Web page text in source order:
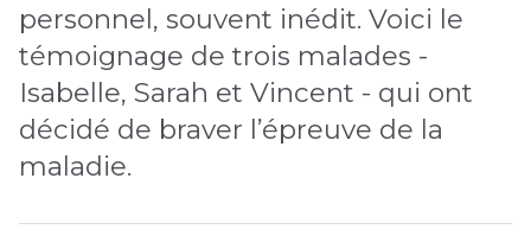
personnel, souvent inédit. Voici le
témoignage de trois malades -
Isabelle, Sarah et Vincent - qui ont
décidé de braver l’épreuve de la
maladie.